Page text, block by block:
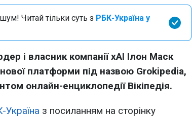
Читай тільки суть з РБК-Україна у
і власник компанії xAI Ілон Маск
платформи під назвою Grokipedia,
онлайн-енциклопедії Вікіпедія.
Україна з посиланням на сторінку